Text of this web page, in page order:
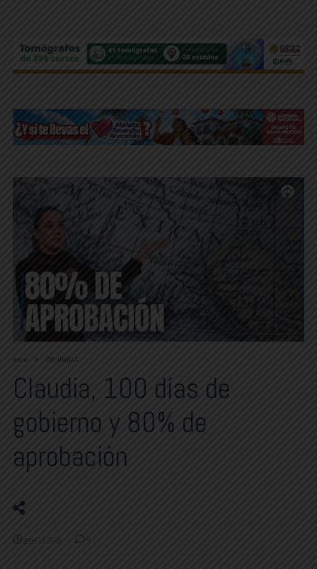
Home COLUMNAS
Claudia, 100 días de
gobierno y 80% de
aprobación
enero 14, 2025 0